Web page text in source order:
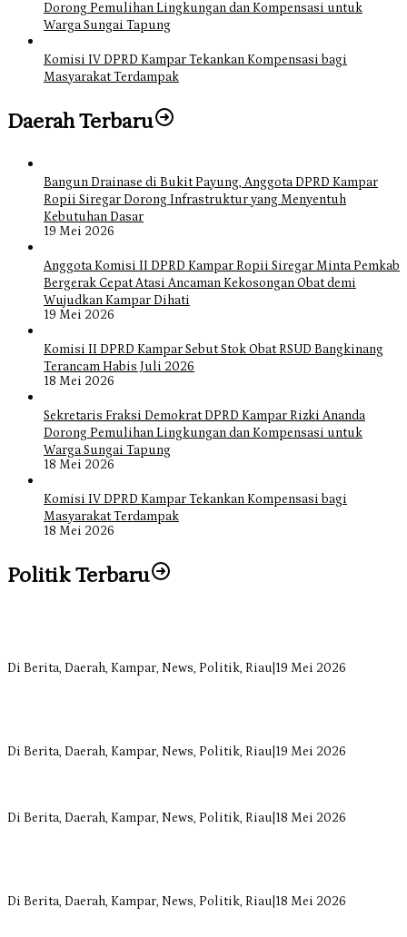
Dorong Pemulihan Lingkungan dan Kompensasi untuk
Warga Sungai Tapung
Komisi IV DPRD Kampar Tekankan Kompensasi bagi
Masyarakat Terdampak
Daerah Terbaru
Bangun Drainase di Bukit Payung, Anggota DPRD Kampar
Ropii Siregar Dorong Infrastruktur yang Menyentuh
Kebutuhan Dasar
19 Mei 2026
Anggota Komisi II DPRD Kampar Ropii Siregar Minta Pemkab
Bergerak Cepat Atasi Ancaman Kekosongan Obat demi
Wujudkan Kampar Dihati
19 Mei 2026
Komisi II DPRD Kampar Sebut Stok Obat RSUD Bangkinang
Terancam Habis Juli 2026
18 Mei 2026
Sekretaris Fraksi Demokrat DPRD Kampar Rizki Ananda
Dorong Pemulihan Lingkungan dan Kompensasi untuk
Warga Sungai Tapung
18 Mei 2026
Komisi IV DPRD Kampar Tekankan Kompensasi bagi
Masyarakat Terdampak
18 Mei 2026
Politik Terbaru
Di Berita, Daerah, Kampar, News, Politik, Riau 19 Mei 2026
Di Berita, Daerah, Kampar, News, Politik, Riau 19 Mei 2026
Di Berita, Daerah, Kampar, News, Politik, Riau 18 Mei 2026
Di Berita, Daerah, Kampar, News, Politik, Riau 18 Mei 2026